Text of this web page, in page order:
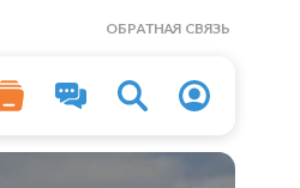
ОБРАТНАЯ СВЯЗЬ